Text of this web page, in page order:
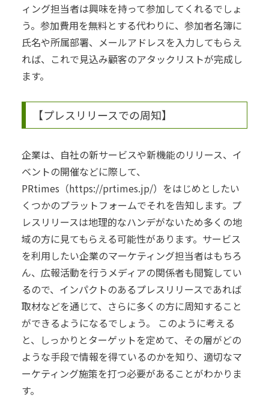
ィング担当者は興味を持って参加してくれるでしょ
う。 参加費用を無料とする代わりに、参加者名簿に
氏名や所属部署、メールアドレスを入力してもらえ
れば、これで見込み顧客のアタックリストが完成し
ます。
【プレスリリースでの周知】
企業は、自社の新サービスや新機能のリリース、イ
ベントの開催などに際して、
PRtimes（https://prtimes.jp/）をはじめとしたい
くつかのプラットフォームでそれを告知します。 プ
レスリリースは地理的なハンデがないため多くの地
域の方に見てもらえる可能性があります。サービス
を利用したい企業のマーケティング担当者はもちろ
ん、広報活動を行うメディアの関係者も閲覧してい
るので、インパクトのあるプレスリリースであれば
取材などを通じて、さらに多くの方に周知すること
ができるようになるでしょう。
このように考える
と、しっかりとターゲットを定めて、その層がどの
ような手段で情報を得ているのかを知り、適切なマ
ーケティング施策を打つ必要があることがわかりま
す。